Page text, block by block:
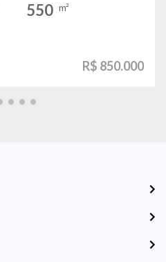
550 m²
R$ 850.000